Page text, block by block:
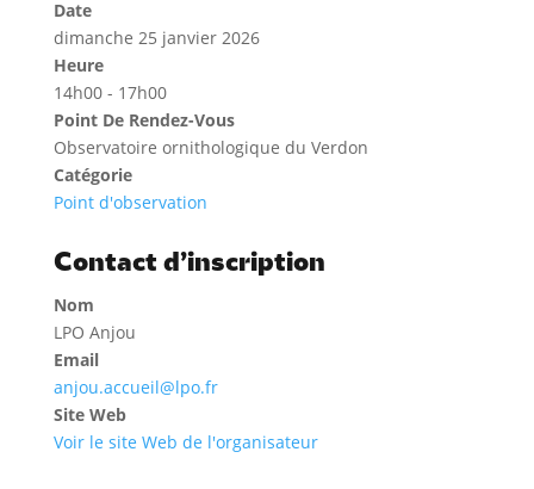
Date
dimanche 25 janvier 2026
Heure
14h00 - 17h00
Point De Rendez-Vous
Observatoire ornithologique du Verdon
Catégorie
Point d'observation
Contact d’inscription
Nom
LPO Anjou
Email
anjou.accueil@lpo.fr
Site Web
Voir le site Web de l'organisateur